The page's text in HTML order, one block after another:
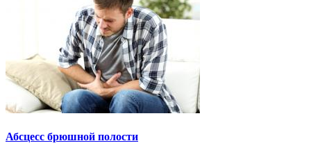
Абсцесс брюшной полости